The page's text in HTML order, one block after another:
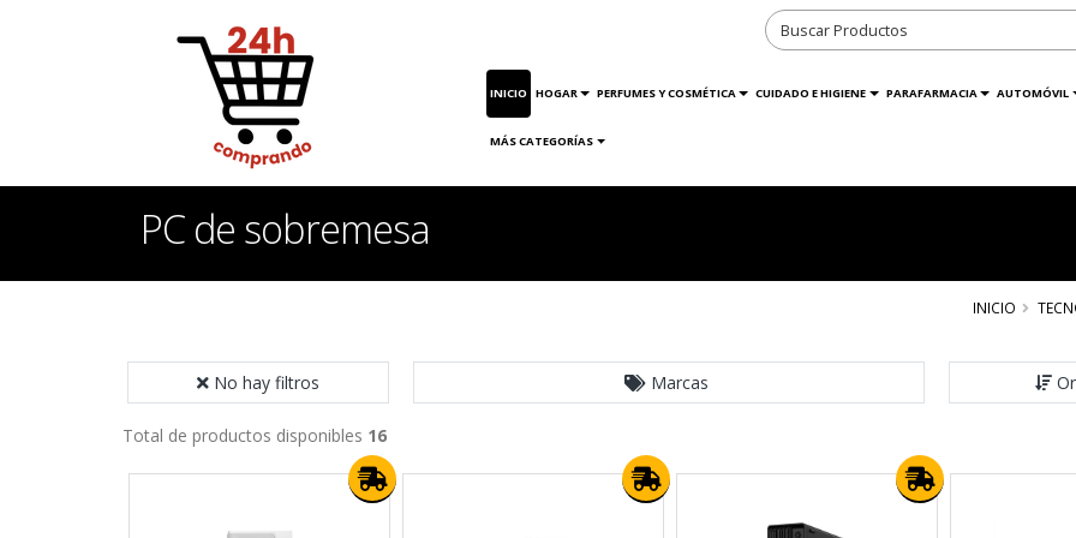
INICIO HOGAR PERFUMES Y COSMÉTICA CUIDADO E HIGIENE PARAFARMACIA AUTOMÓVIL
MÁS CATEGORÍAS
PC de sobremesa
INICIO
No hay filtros Marcas
Total de productos disponibles 16